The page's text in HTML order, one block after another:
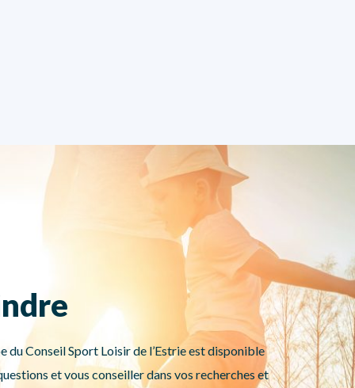
du Conseil Sport Loisir de l’Estrie est disponible
et vous conseiller dans vos recherches et